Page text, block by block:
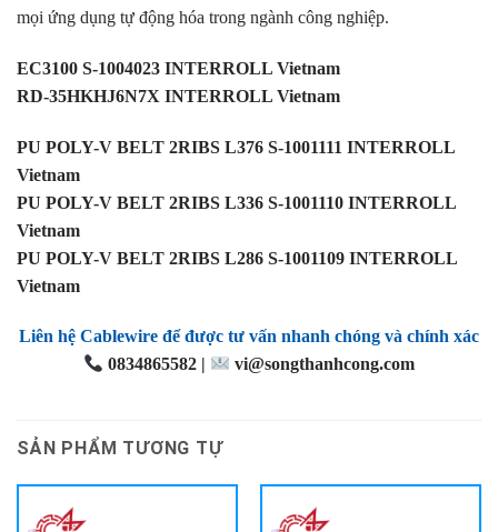
mọi ứng dụng tự động hóa trong ngành công nghiệp.
EC3100 S-1004023 INTERROLL Vietnam
RD-35HKHJ6N7X INTERROLL Vietnam
PU POLY-V BELT 2RIBS L376 S-1001111 INTERROLL
Vietnam
PU POLY-V BELT 2RIBS L336 S-1001110 INTERROLL
Vietnam
PU POLY-V BELT 2RIBS L286 S-1001109 INTERROLL
Vietnam
Liên hệ Cablewire để được tư vấn nhanh chóng và chính xác
0834865582 |
vi@songthanhcong.com
SẢN PHẨM TƯƠNG TỰ